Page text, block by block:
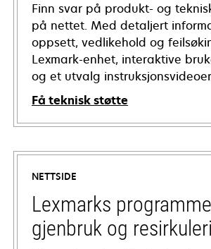
Finn svar på produkt- og
på nettet. Med detaljert
oppsett, vedlikehold og
Lexmark-enhet, interaktive
og et utvalg
Få teknisk støtte
opens
in
new
tab
NETTSIDE
Lexmarks
gjenbruk og